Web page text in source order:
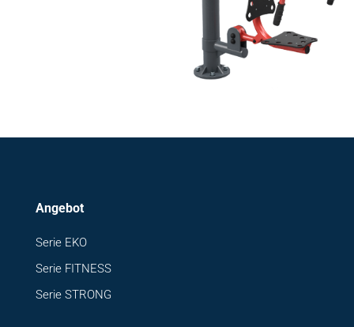
Angebot
Serie EKO
Serie FITNESS
Serie STRONG